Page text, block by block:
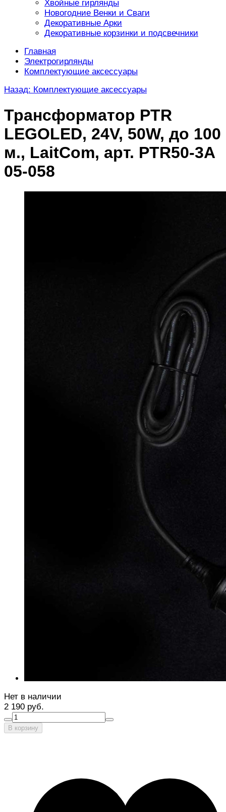
Хвойные гирлянды
Новогодние Венки и Сваги
Декоративные Арки
Декоративные корзинки и подсвечники
Главная
Электрогирлянды
Комплектующие аксессуары
Назад: Комплектующие аксессуары
Трансформатор PTR
LEGOLED, 24V, 50W, до 100
м., LaitCom, арт. PTR50-3A
05-058
Нет в наличии
2 190 руб.
В корзину